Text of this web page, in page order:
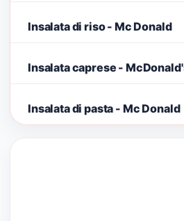
Insalata di riso - Mc Donald
Insalata caprese -
Insalata di pasta - Mc Donald